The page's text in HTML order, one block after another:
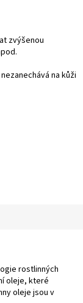
zvýšenou
na kůži
rostlinných
oleje, které
oleje jsou v